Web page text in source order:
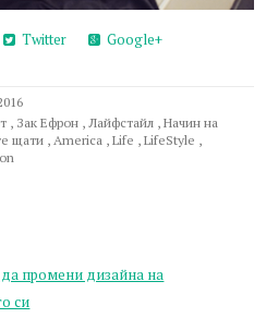
Twitter
Google+
, Зак Ефрон ,Лайфстайл ,Начин на
щати ,America ,Life ,LifeStyle ,
промени дизайна на
си